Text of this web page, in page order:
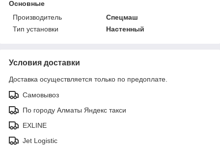
Основные
Производитель
Спецмаш
Тип установки
Настенный
Условия доставки
Доставка осуществляется только по предоплате.
Самовывоз
По городу Алматы Яндекс такси
EXLINE
Jet Logistic